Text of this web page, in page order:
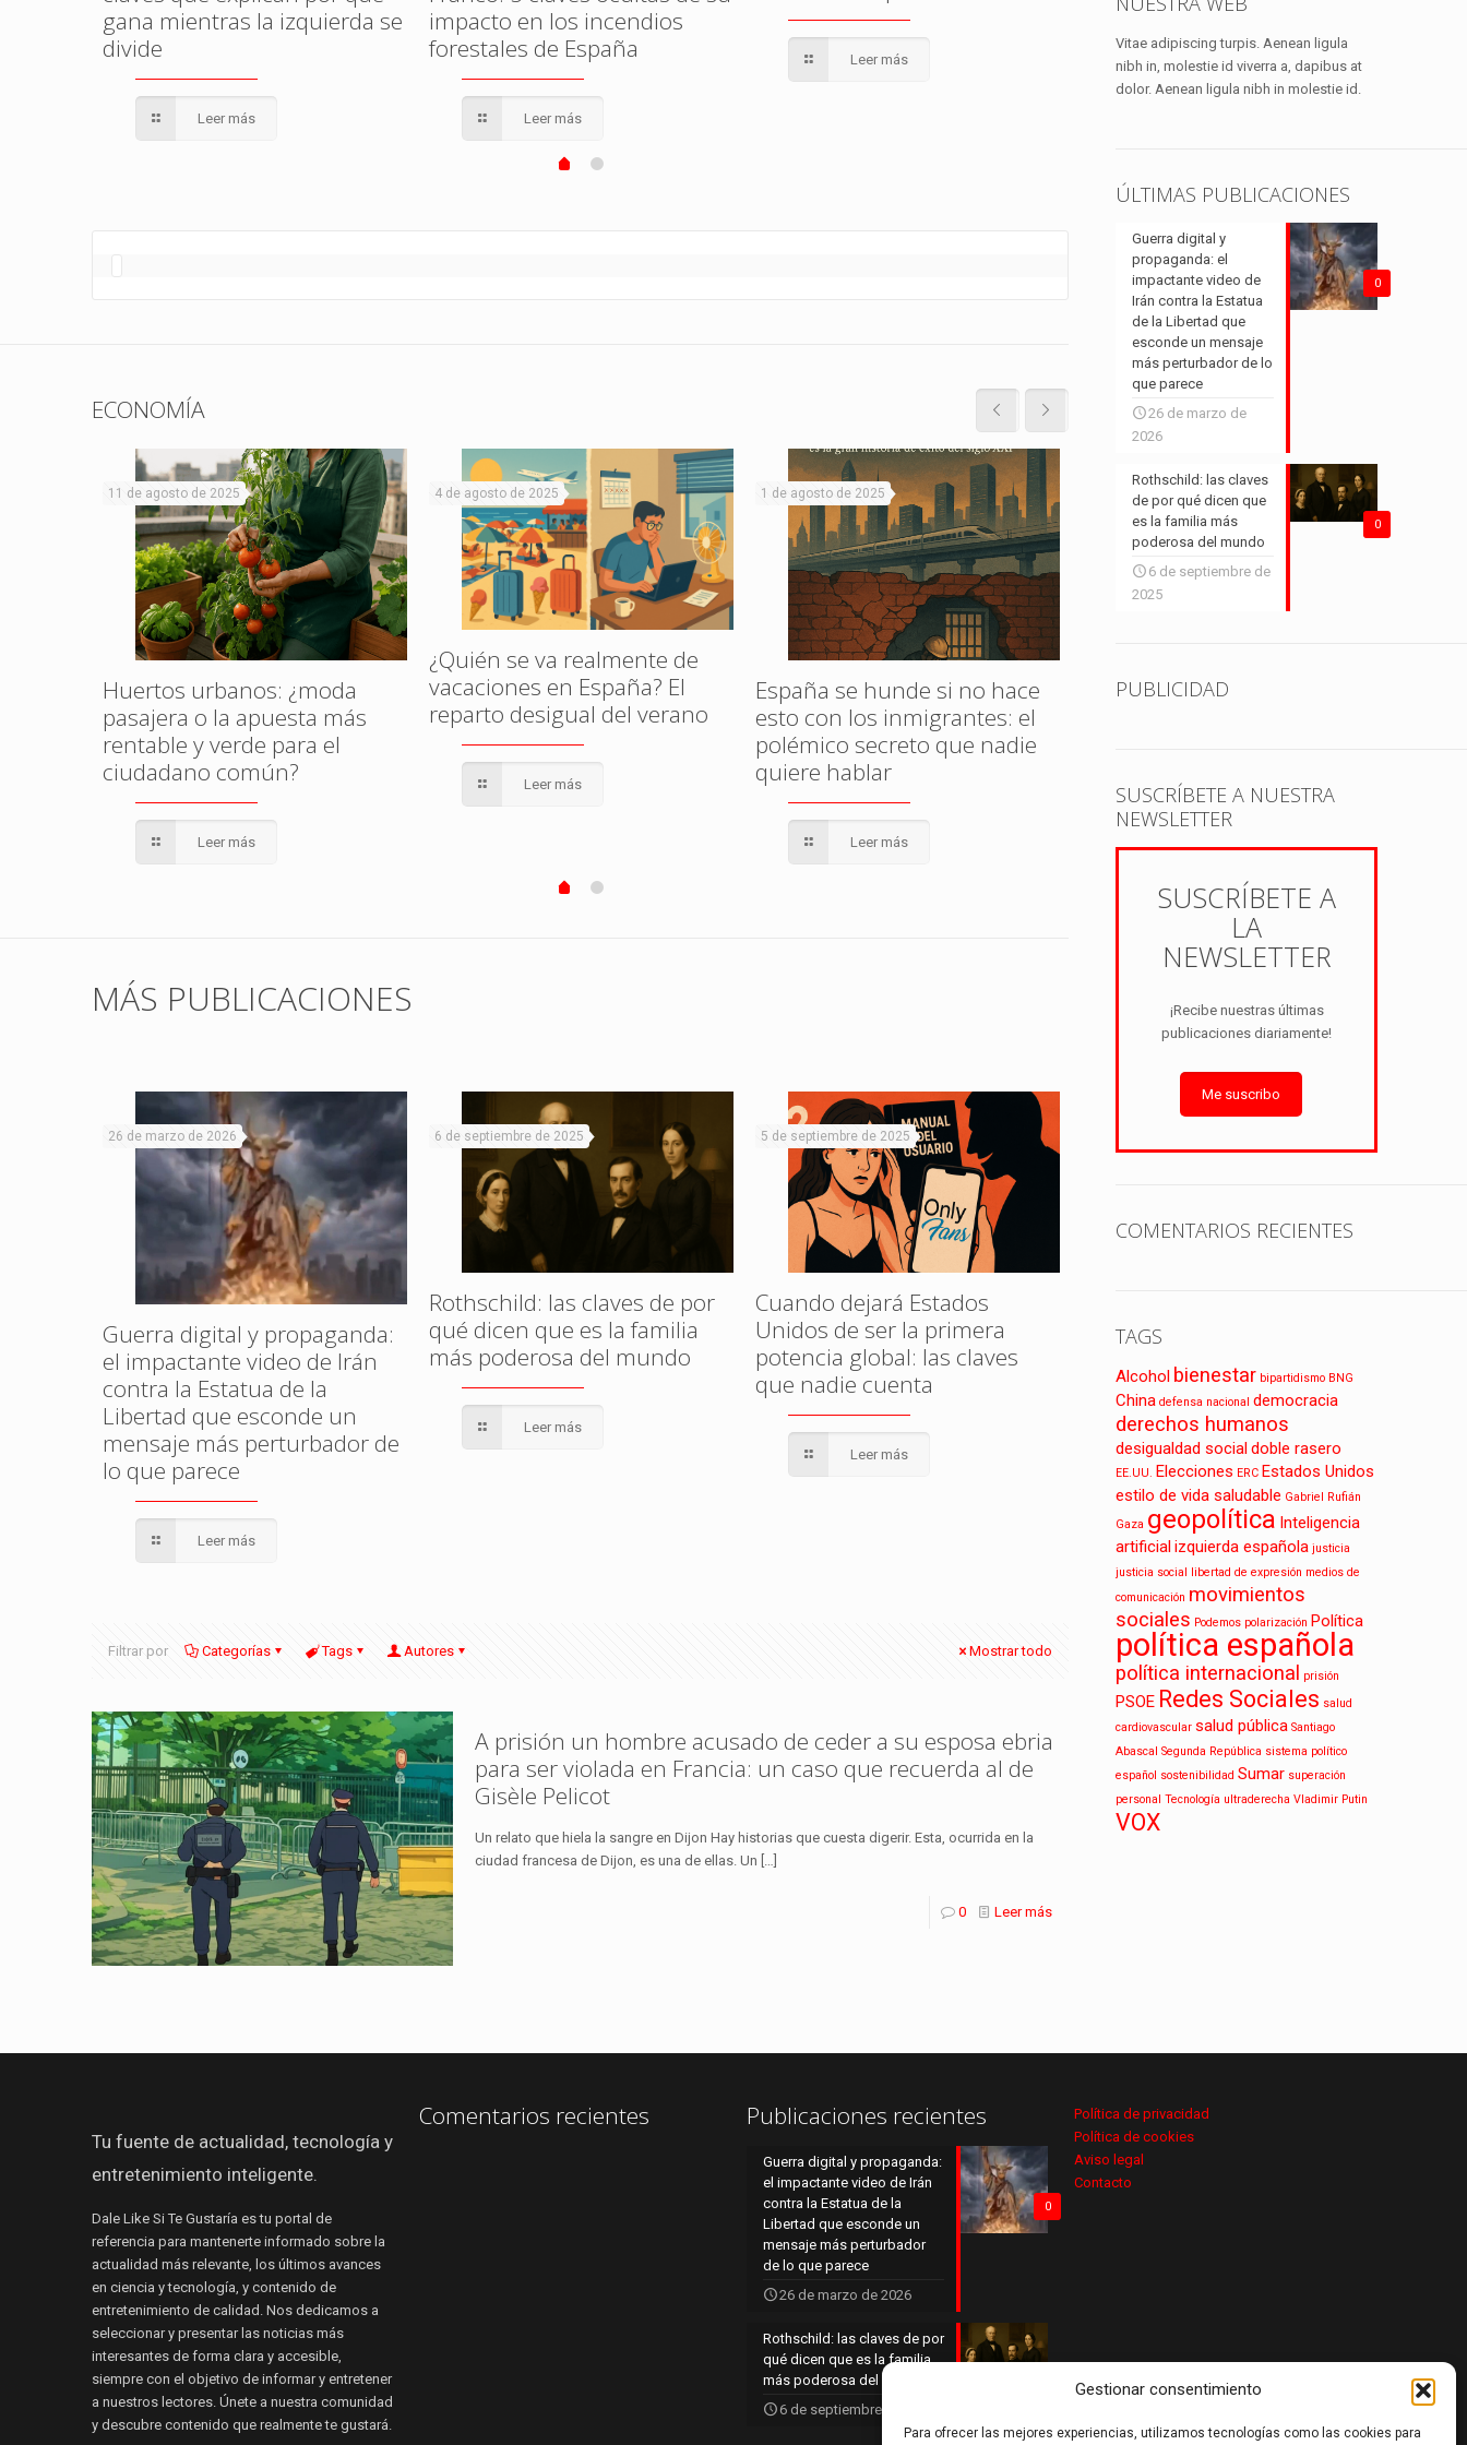
Gestionar consentimiento
Para ofrecer las mejores experiencias, utilizamos tecnologías como las cookies para
gana mientras la izquierda se
divide
Leer más
impacto en los incendios
forestales de España
Leer más
Leer más
jugada política que podría
cambiarlo todo
ECONOMÍA
11 de agosto de 2025
Huertos urbanos: ¿moda
pasajera o la apuesta más
rentable y verde para el
ciudadano común?
Leer más
4 de agosto de 2025
¿Quién se va realmente de
vacaciones en España? El
reparto desigual del verano
Leer más
1 de agosto de 2025
España se hunde si no hace
esto con los inmigrantes: el
polémico secreto que nadie
quiere hablar
Leer más
28 de julio de 2025
MÁS PUBLICACIONES
26 de marzo de 2026
Guerra digital y propaganda:
el impactante video de Irán
contra la Estatua de la
Libertad que esconde un
mensaje más perturbador de
lo que parece
Leer más
6 de septiembre de 2025
Rothschild: las claves de por
qué dicen que es la familia
más poderosa del mundo
Leer más
5 de septiembre de 2025
Cuando dejará Estados
Unidos de ser la primera
potencia global: las claves
que nadie cuenta
Leer más
Filtrar por Categorías Tags Autores Mostrar todo
A prisión un hombre acusado de ceder a su esposa ebria
para ser violada en Francia: un caso que recuerda al de
Gisèle Pelicot
Un relato que hiela la sangre en Dijon Hay historias que cuesta digerir. Esta, ocurrida en la
ciudad francesa de Dijon, es una de ellas. Un […]
0 Leer más
Vitae adipiscing turpis. Aenean ligula
nibh in, molestie id viverra a, dapibus at
dolor. Aenean ligula nibh in molestie id.
ÚLTIMAS PUBLICACIONES
0
Guerra digital y
propaganda: el
impactante video de
Irán contra la Estatua
de la Libertad que
esconde un mensaje
más perturbador de lo
que parece
26 de marzo de
2026
0
Rothschild: las claves
de por qué dicen que
es la familia más
poderosa del mundo
6 de septiembre de
2025
PUBLICIDAD
SUSCRÍBETE A NUESTRA
NEWSLETTER
SUSCRÍBETE A
LA
NEWSLETTER
¡Recibe nuestras últimas
publicaciones diariamente!
Me suscribo
COMENTARIOS RECIENTES
TAGS
Alcohol bienestar bipartidismo BNG
China defensa nacional democracia
derechos humanos
desigualdad socialdoble rasero
EE.UU. Elecciones ERC Estados Unidos
estilo de vida saludable Gabriel Rufián
Gaza geopolítica Inteligencia
artificializquierda española justicia
justicia social libertad de expresión medios de
comunicación movimientos
sociales Podemos polarización Política
política española
política internacional prisión
PSOE Redes Sociales salud
cardiovascular salud pública Santiago
Abascal Segunda República sistema político
español sostenibilidad Sumar superación
personal Tecnología ultraderecha Vladimir Putin
VOX
Tu fuente de actualidad, tecnología y
entretenimiento inteligente.
Dale Like Si Te Gustaría es tu portal de
referencia para mantenerte informado sobre la
actualidad más relevante, los últimos avances
en ciencia y tecnología, y contenido de
entretenimiento de calidad. Nos dedicamos a
seleccionar y presentar las noticias más
interesantes de forma clara y accesible,
siempre con el objetivo de informar y entretener
a nuestros lectores. Únete a nuestra comunidad
y descubre contenido que realmente te gustará.
Comentarios recientes Publicaciones recientes
0
Guerra digital y propaganda:
el impactante video de Irán
contra la Estatua de la
Libertad que esconde un
mensaje más perturbador
de lo que parece
26 de marzo de 2026
Rothschild: las claves de por
qué dicen que es la familia
más poderosa del mundo
6 de septiembre de 2025
Política de privacidad
Política de cookies
Aviso legal
Contacto